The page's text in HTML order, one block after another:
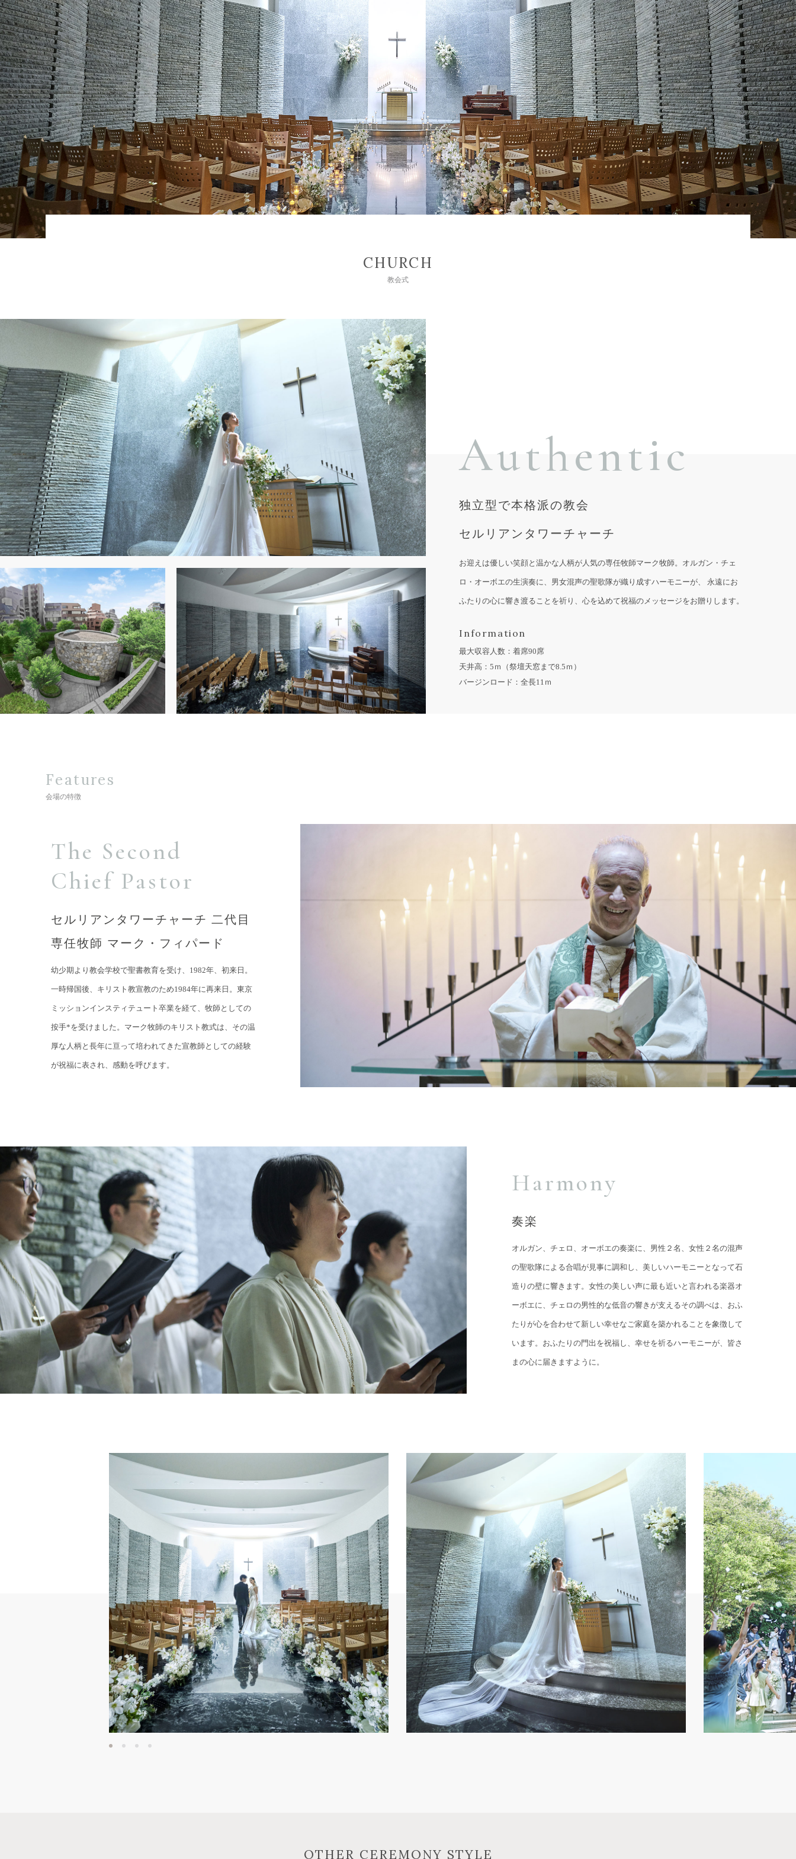
CHURCH
教会式
Authentic
独立型で本格派の教会
セルリアンタワーチャーチ
お迎えは優しい笑顔と温かな人柄が人気の専任牧師マーク牧師。オルガン・チェ
ロ・オーボエの生演奏に、男女混声の聖歌隊が織り成すハーモニーが、 永遠にお
ふたりの心に響き渡ることを祈り、心を込めて祝福のメッセージをお贈りします。
Information
最大収容人数：着席90席
天井高：5ｍ（祭壇天窓まで8.5ｍ）
バージンロード：全長11ｍ
Features
会場の特徴
The Second
Chief Pastor
セルリアンタワーチャーチ 二代目
専任牧師 マーク・フィパード
幼少期より教会学校で聖書教育を受け、1982年、初来日。
一時帰国後、キリスト教宣教のため1984年に再来日。東京
ミッションインスティテュート卒業を経て、牧師としての
按手*を受けました。マーク牧師のキリスト教式は、その温
厚な人柄と長年に亘って培われてきた宣教師としての経験
が祝福に表され、感動を呼びます。
Harmony
奏楽
オルガン、チェロ、オーボエの奏楽に、男性２名、女性２名の混声
の聖歌隊による合唱が見事に調和し、美しいハーモニーとなって石
造りの壁に響きます。女性の美しい声に最も近いと言われる楽器オ
ーボエに、チェロの男性的な低音の響きが支えるその調べは、おふ
たりが心を合わせて新しい幸せなご家庭を築かれることを象徴して
います。おふたりの門出を祝福し、幸せを祈るハーモニーが、皆さ
まの心に届きますように。
OTHER CEREMONY STYLE